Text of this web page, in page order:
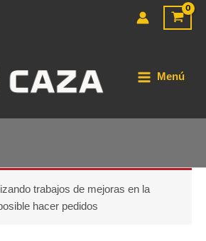
Menú
trabajos de mejoras en la
hacer pedidos